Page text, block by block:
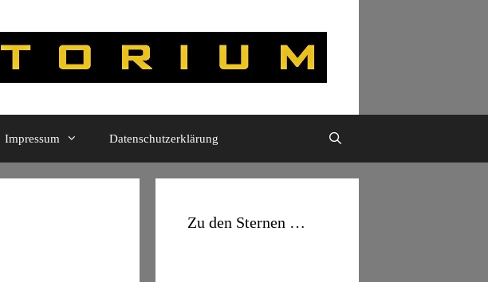
Impressum Datenschutzerklärung
Zu den Sternen …